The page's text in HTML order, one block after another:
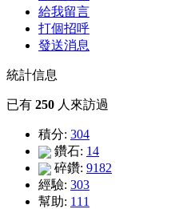
給我留言
打個招呼
發送消息
統計信息
已有 250 人來訪過
積分: 304
鑽石: 14
碎鑽: 9182
經驗: 303
幫助: 111